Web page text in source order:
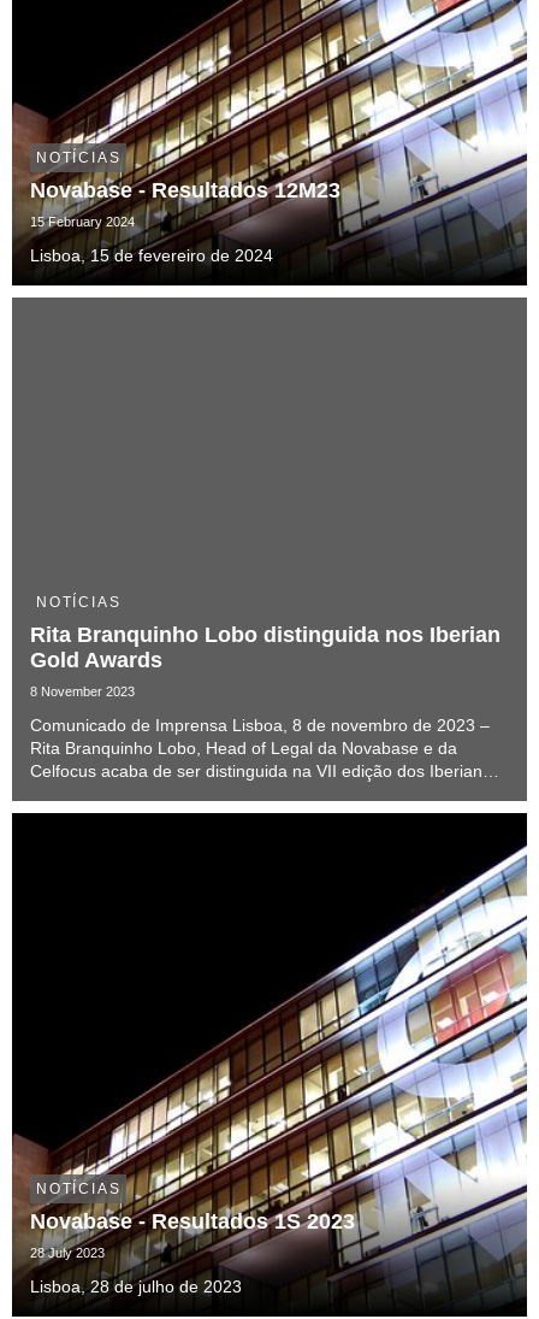
NOTÍCIAS
Novabase - Resultados 12M23
15 February 2024
Lisboa, 15 de fevereiro de 2024
NOTÍCIAS
Rita Branquinho Lobo distinguida nos Iberian
Gold Awards
8 November 2023
Comunicado de Imprensa Lisboa, 8 de novembro de 2023 –
Rita Branquinho Lobo, Head of Legal da Novabase e da
Celfocus acaba de ser distinguida na VII edição dos Iberian
Services & Consultancy. Estes prémios reconhe...
NOTÍCIAS
Novabase - Resultados 1S 2023
28 July 2023
Lisboa, 28 de julho de 2023